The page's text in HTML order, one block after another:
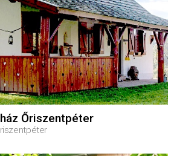
Őriszentpéter